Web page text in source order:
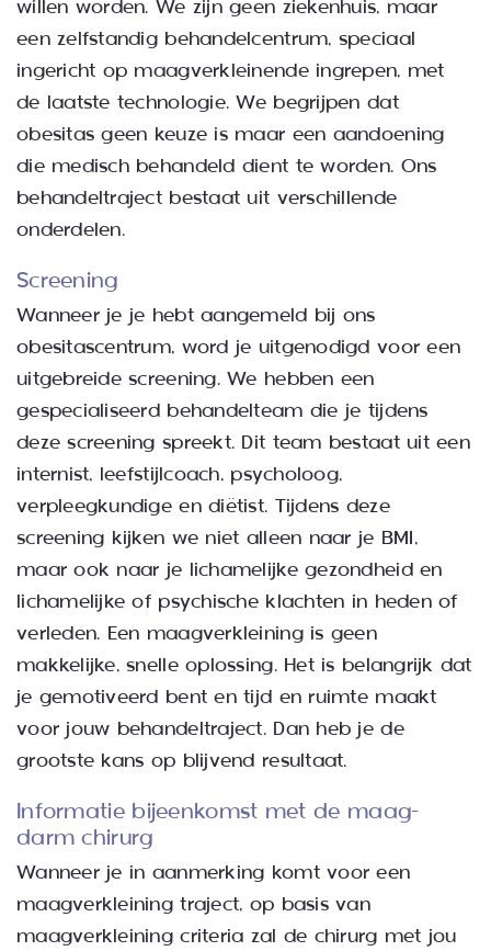
willen worden. We zijn geen ziekenhuis, maar
een zelfstandig behandelcentrum, speciaal
ingericht op maagverkleinende ingrepen, met
de laatste technologie. We begrijpen dat
obesitas geen keuze is maar een aandoening
die medisch behandeld dient te worden. Ons
behandeltraject bestaat uit verschillende
onderdelen.
Screening
Wanneer je je hebt aangemeld bij ons
obesitascentrum, word je uitgenodigd voor een
uitgebreide screening. We hebben een
gespecialiseerd behandelteam die je tijdens
deze screening spreekt. Dit team bestaat uit een
internist, leefstijlcoach, psycholoog,
verpleegkundige en diëtist. Tijdens deze
screening kijken we niet alleen naar je BMI,
maar ook naar je lichamelijke gezondheid en
lichamelijke of psychische klachten in heden of
verleden. Een maagverkleining is geen
makkelijke, snelle oplossing. Het is belangrijk dat
je gemotiveerd bent en tijd en ruimte maakt
voor jouw behandeltraject. Dan heb je de
grootste kans op blijvend resultaat.
Informatie bijeenkomst met de maag-
darm chirurg
Wanneer je in aanmerking komt voor een
maagverkleining traject, op basis van
maagverkleining criteria zal de chirurg met jou